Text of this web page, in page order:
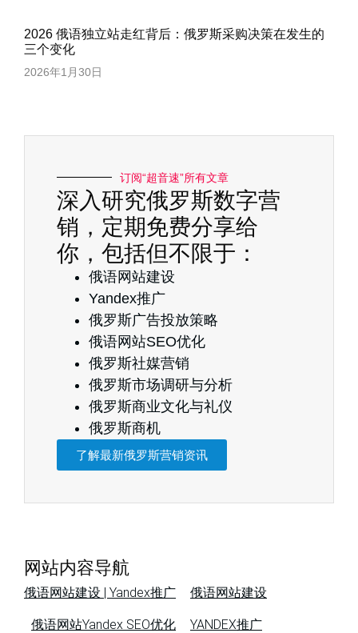
2026 俄语独立站走红背后：俄罗斯采购决策在发生的
三个变化
2026年1月30日
订阅“超音速”所有文章
深入研究俄罗斯数字营
销，定期免费分享给
你，包括但不限于：
俄语网站建设
Yandex推广
俄罗斯广告投放策略
俄语网站SEO优化
俄罗斯社媒营销
俄罗斯市场调研与分析
俄罗斯商业文化与礼仪
俄罗斯商机
了解最新俄罗斯营销资讯
网站内容导航
俄语网站建设 | Yandex推广 俄语网站建设
俄语网站Yandex SEO优化 YANDEX推广